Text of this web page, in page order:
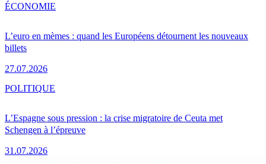
L’euro en mèmes : quand les Européens détournent les nouveaux
billets
27.07.2026
ÉCONOMIE
L’Espagne sous pression : la crise migratoire de Ceuta met
Schengen à l’épreuve
31.07.2026
POLITIQUE